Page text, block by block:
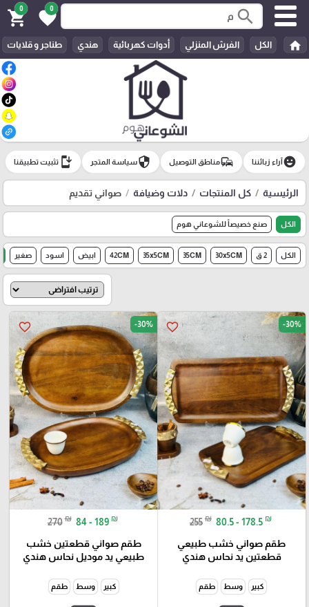
search
0
favorite
0
shopping_cart
home الكل الفرش المنزلي أدوات كهربائية هندي طناجر و قلايات
emoji_emotionsآراء زبائننا commuteمناطق التوصيل securityسياسة المتجر install_mobile تثبيت تطبيقنا
الرئيسية كل المنتجات دلات وضيافة صواني تقديم
الكل صنع خصيصاً للشوعاني هوم
الكل 2 ق 30x5CM
35CM
35x5CM
42CM ابيض اسود صغير
favorite_border -30%
255 ₪ 80.5 - 178.5 ₪
طقم صواني خشب طبيعي
قطعتين يد نحاس هندي
كبير وسط طقم
favorite_border -30%
270 ₪ 84 - 189 ₪
طقم صواني قطعتين خشب
طبيعي يد موديل نحاس هندي
كبير وسط طقم